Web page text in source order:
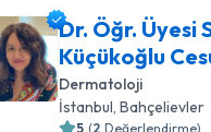
Dr. Öğr. Üyesi
Küçükoğlu
Dermatoloji
İstanbul , Bahçelievler
5 (2 Değerlendirme)